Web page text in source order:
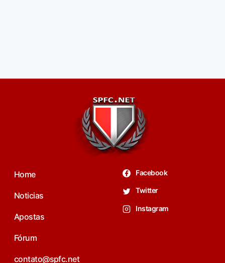
Home
Noticias
Apostas
Fórum
contato@spfc.net
Facebook
Twitter
Instagram